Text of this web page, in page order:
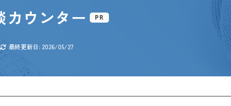
カウンター PR
最終更新日: 2026/05/27